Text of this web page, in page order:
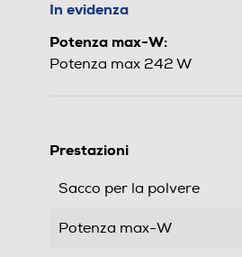
In evidenza
Potenza max-W:
Potenza max 242 W
Prestazioni
Sacco per la polvere
Potenza max-W